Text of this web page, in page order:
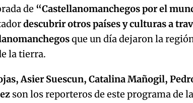
de “Castellanomanchegos por el
descubrir otros países y culturas a
que un día dejaron la
la tierra.
Asier Suescun, Catalina Mañogil,
son los reporteros de este programa de